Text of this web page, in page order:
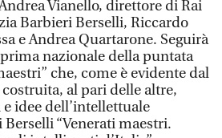
Vianello, direttore di Rai
Barbieri Berselli, Riccardo
e Andrea Quartarone. Seguirà
nazionale della puntata
che, come è evidente dal
al pari delle altre,
idee dell’intellettuale
“Venerati maestri.